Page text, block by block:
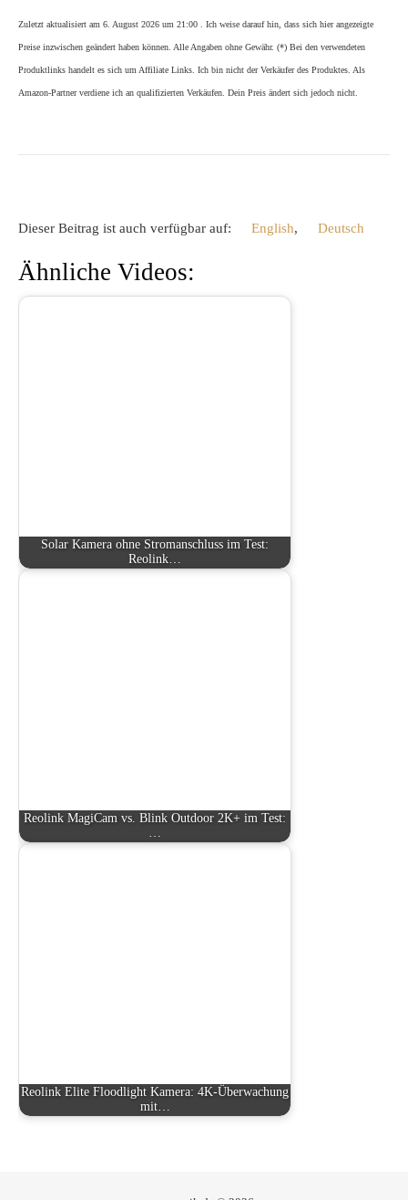
Zuletzt aktualisiert am 6. August 2026 um 21:00 . Ich weise darauf hin, dass sich hier angezeigte
Preise inzwischen geändert haben können. Alle Angaben ohne Gewähr. (*) Bei den verwendeten
Produktlinks handelt es sich um Affiliate Links. Ich bin nicht der Verkäufer des Produktes. Als
Amazon-Partner verdiene ich an qualifizierten Verkäufen. Dein Preis ändert sich jedoch nicht.
Dieser Beitrag ist auch verfügbar auf: English Deutsch
Ähnliche Videos:
Solar Kamera ohne Stromanschluss im Test:
Reolink…
Reolink MagiCam vs. Blink Outdoor 2K+ im Test:
…
Reolink Elite Floodlight Kamera: 4K-Überwachung
mit…